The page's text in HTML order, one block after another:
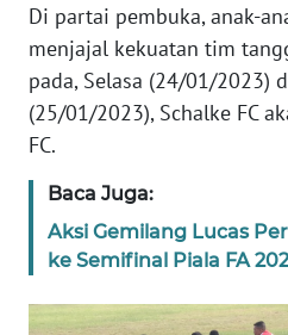
Di partai pembuka, anak-
menjajal kekuatan tim
pada, Selasa (24/01/2023)
(25/01/2023), Schalke FC
FC.
Baca Juga:
Aksi Gemilang Lucas
ke Semifinal Piala FA
KARIR
DISCLAIMER
Wahana
News
Regional
WN